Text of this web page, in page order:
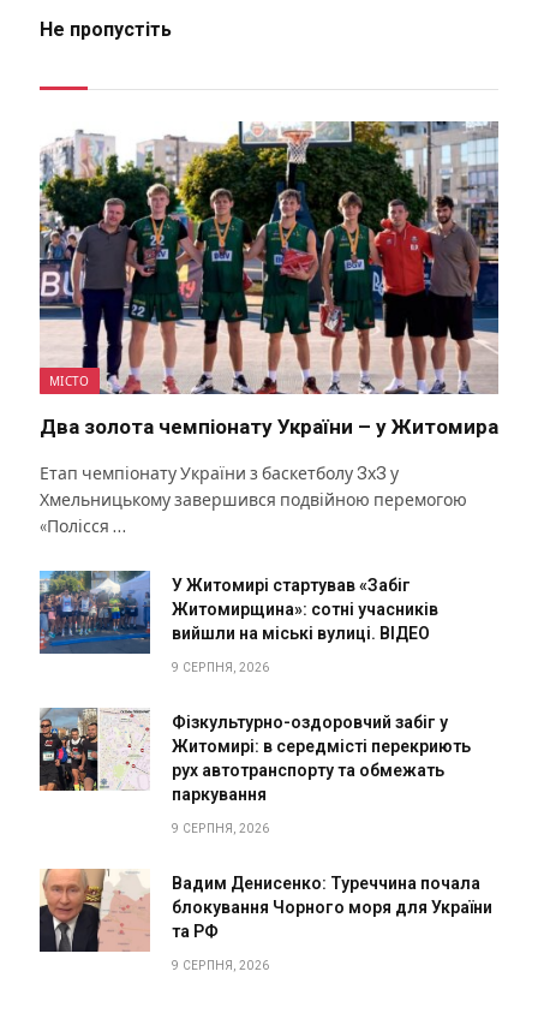
Не пропустіть
МІСТО
Два золота чемпіонату України – у Житомира
Етап чемпіонату України з баскетболу 3х3 у
Хмельницькому завершився подвійною перемогою
«Полісся …
У Житомирі стартував «Забіг
Житомирщина»: сотні учасників
вийшли на міські вулиці. ВІДЕО
9 СЕРПНЯ, 2026
Фізкультурно-оздоровчий забіг у
Житомирі: в середмісті перекриють
рух автотранспорту та обмежать
паркування
9 СЕРПНЯ, 2026
Вадим Денисенко: Туреччина почала
блокування Чорного моря для України
та РФ
9 СЕРПНЯ, 2026